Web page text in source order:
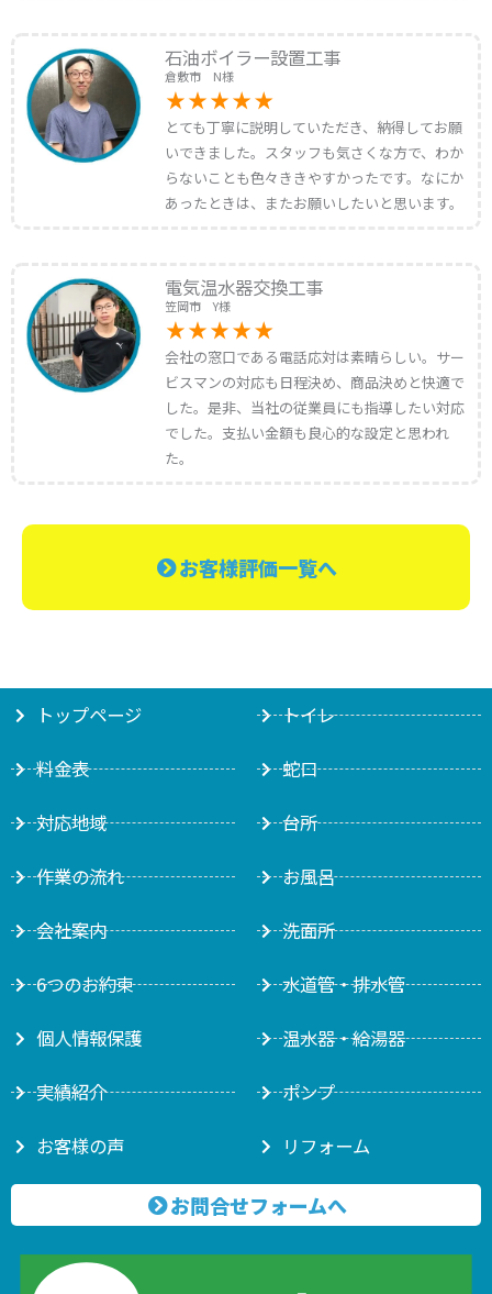
石油ボイラー設置工事
倉敷市 N様
とても丁寧に説明していただき、納得してお願
いできました。スタッフも気さくな方で、わか
らないことも色々ききやすかったです。なにか
あったときは、またお願いしたいと思います。
電気温水器交換工事
笠岡市 Y様
会社の窓口である電話応対は素晴らしい。サー
ビスマンの対応も日程決め、商品決めと快適で
した。是非、当社の従業員にも指導したい対応
でした。支払い金額も良心的な設定と思われ
た。
お客様評価一覧へ
トップページ
料金表
対応地域
作業の流れ
会社案内
6つのお約束
個人情報保護
実績紹介
お客様の声
トイレ
蛇口
台所
お風呂
洗面所
水道管・排水管
温水器・給湯器
ポンプ
リフォーム
お問合せフォームへ